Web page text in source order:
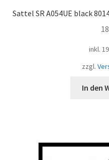
Sattel SR A054UE black
inkl.
zzgl.
In den